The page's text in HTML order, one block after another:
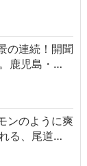
の連続！開聞
鹿児島・…
ンのように爽
る、尾道…